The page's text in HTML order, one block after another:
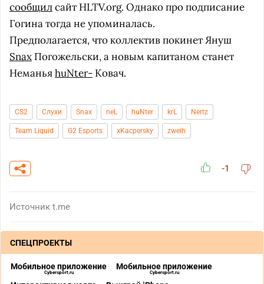
сообщилсайт HLTV.org. Однако про подписание
Гогина тогда не упоминалась.
Предполагается, что коллектив покинет Януш
Snax Погожельски, а новым капитаном станет
НеманьяhuNter- Ковач.
CS2 Слухи Snax neL huNter krL Nertz
Team Liquid G2 Esports xKacpersky zweih
-1
Источник t.me
СПЕЦПРОЕКТЫ
Мобильное приложение
Cybersport.ru
Мобильное приложение
Cybersport.ru